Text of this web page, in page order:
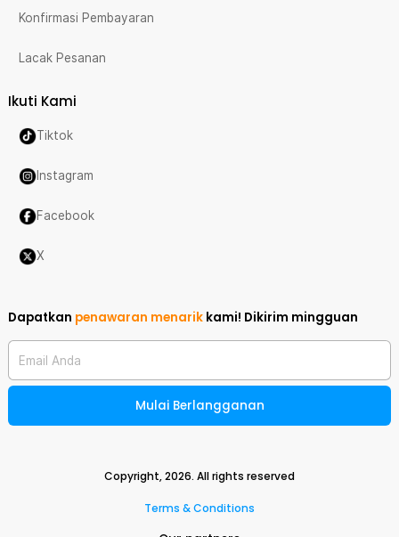
Konfirmasi Pembayaran
Lacak Pesanan
Ikuti Kami
Tiktok
Instagram
Facebook
X
Dapatkan penawaran menarik kami! Dikirim mingguan
Email Anda
Mulai Berlangganan
Copyright,2026. All rights reserved
Terms & Conditions